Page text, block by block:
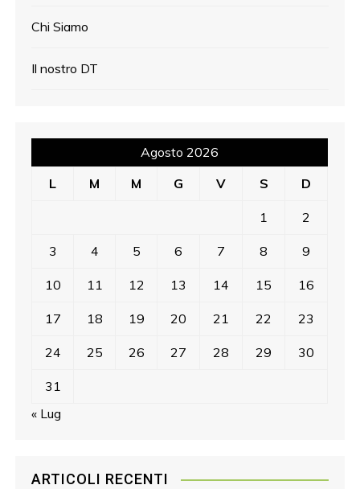
Chi Siamo
Il nostro DT
Agosto 2026
L
M M G V S D
1 2
3 4 5 6 7 8 9
10 11 12 13 14 15 16
17 18 19 20 21 22 23
24 25 26 27 28 29 30
31
« Lug
ARTICOLI RECENTI